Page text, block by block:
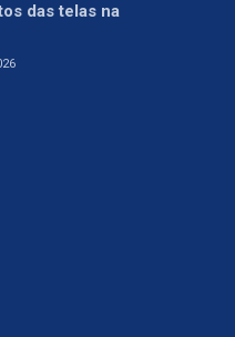
das telas na